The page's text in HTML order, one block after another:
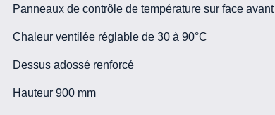
Panneaux de contrôle de température sur face avant
Chaleur ventilée réglable de 30 à 90°C
Dessus adossé renforcé
Hauteur 900 mm